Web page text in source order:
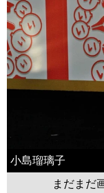
小島瑠璃子
まだまだ